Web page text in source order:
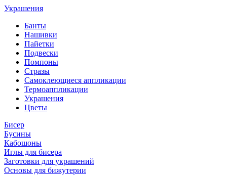
Украшения
Банты
Нашивки
Пайетки
Подвески
Помпоны
Стразы
Самоклеющиеся аппликации
Термоаппликации
Украшения
Цветы
Бисер
Бусины
Кабошоны
Иглы для бисера
Заготовки для украшений
Основы для бижутерии